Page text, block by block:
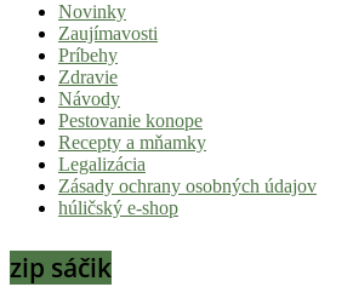
Tvoj
sprievodca
svetom
pohody
stoner
kultúry
Novinky
Zaujímavosti
Príbehy
Zdravie
Návody
Pestovanie konope
Recepty a mňamky
Legalizácia
Zásady ochrany osobných údajov
húličský e-shop
zip sáčik